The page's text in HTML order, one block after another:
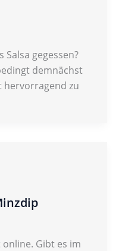
gegessen?
demnächst
hervorragend zu
online. Gibt es im